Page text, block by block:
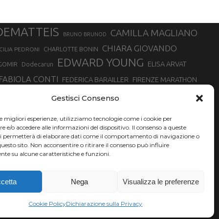
Gestisci Consenso
migliori esperienze, utilizziamo tecnologie come i cookie per
e/o accedere alle informazioni del dispositivo. Il consenso a queste
permetterà di elaborare dati come il comportamento di navigazione o
sito. Non acconsentire o ritirare il consenso può influire
su alcune caratteristiche e funzioni.
Nega Visualizza le preferenze
Cookie PolicyDichiarazione sulla Privacy
BRUNO BRUNOD CAMILLA MAGLIANO
PEDRONI CHARLOTTE BONIN CHIARA GIOVANDO
Dodecarun EDWARD YOUNG ELISA ARVAT
FABIOLA CONTI FEDERICA BARAILLER FIRENZE MARATHON
GIOVANNA EPIS GIULIANO CAVALLO
DI TORINO MARATONINA MARCELLA BELLETTI MARCO OLMO
MONVISO VERTICAL RACE NADIA BATTOCLETTI
BONALDI SILVIA RAMPAZZO
CHEVRIER YEMAN CRIPPA